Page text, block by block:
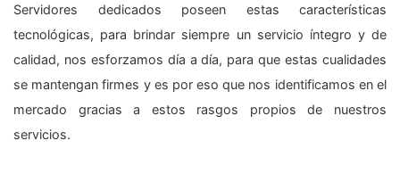
Servidores dedicados poseen estas características
tecnológicas, para brindar siempre un servicio íntegro y de
calidad, nos esforzamos día a día, para que estas cualidades
se mantengan firmes y es por eso que nos identificamos en el
mercado gracias a estos rasgos propios de nuestros
servicios.